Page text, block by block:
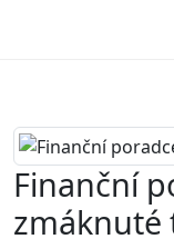
Finanční
zmáknuté